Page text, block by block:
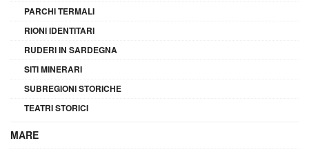
PARCHI TERMALI
RIONI IDENTITARI
RUDERI IN SARDEGNA
SITI MINERARI
SUBREGIONI STORICHE
TEATRI STORICI
MARE